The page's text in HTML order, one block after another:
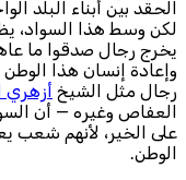
الحقد بين أبناء البلد
لكن وسط هذا السواد،
يخرج رجال صدقوا ما
وإعادة إنسان هذا الوطن
رجال مثل الشيخ أزهري
العفاص وغيره — أن
على الخير، لأنهم شعب
الوطن.